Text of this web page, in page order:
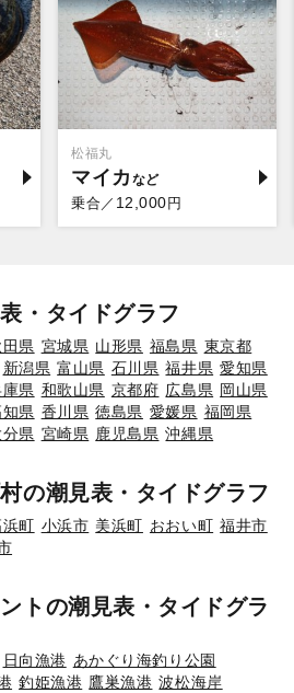
松福丸
マイカ
乗合／ 12,000円
・タイドグラフ
県 宮城県 山形県 福島県 東京都
新潟県 富山県 石川県 福井県 愛知県
県 和歌山県 京都府 広島県 岡山県
県 香川県 徳島県 愛媛県 福岡県
分県 宮崎県 鹿児島県 沖縄県
の潮見表・タイドグラフ
町 小浜市 美浜町 おおい町 福井市
トの潮見表・タイドグラ
日向漁港 あかぐり海釣り公園
釣姫漁港 鷹巣漁港 波松海岸